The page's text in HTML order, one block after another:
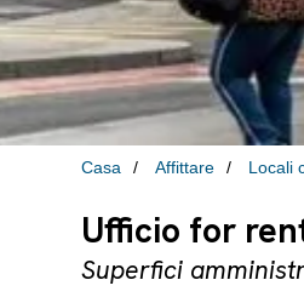
Casa Affittare Locali
Ufficio for
Superfici